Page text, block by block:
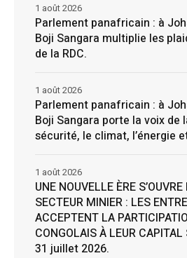
Parlement panafricain : à
Boji Sangara multiplie les
de la RDC.
1 août 2026
Parlement panafricain : à
Boji Sangara porte la voix de
sécurité, le climat, l’énergie
1 août 2026
UNE NOUVELLE ÈRE
SECTEUR MINIER : LES
ACCEPTENT LA
CONGOLAIS À LEUR
31 juillet 2026.
1 août 2026